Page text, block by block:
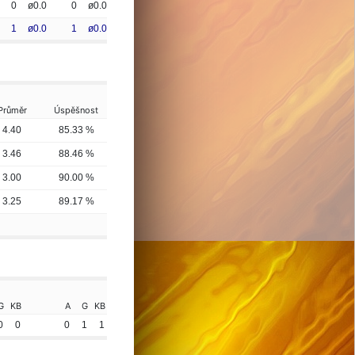
0 ø0.0 0 ø0.0
1 ø0.0 1 ø0.0
Úspěšnost
4.40
85.33 %
3.46 88.46 %
3.00 90.00 %
3.25 89.17 %
KB A G
KB
0 0 1 1